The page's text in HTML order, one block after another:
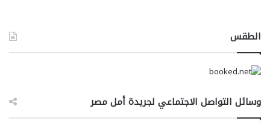
الطقس
وسائل التواصل الاجتماعي لجريدة أمل مصر